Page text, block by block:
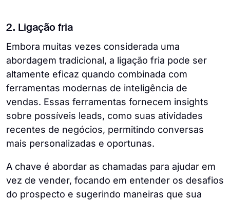
2. Ligação fria
Embora muitas vezes considerada uma
abordagem tradicional, a ligação fria pode ser
altamente eficaz quando combinada com
ferramentas modernas de inteligência de
vendas. Essas ferramentas fornecem insights
sobre possíveis leads, como suas atividades
recentes de negócios, permitindo conversas
mais personalizadas e oportunas.
A chave é abordar as chamadas para ajudar em
vez de vender, focando em entender os desafios
do prospecto e sugerindo maneiras que sua